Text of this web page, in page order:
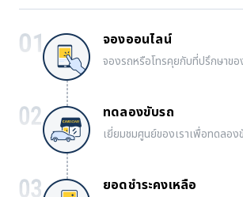
จองออนไลน์
จองรถหรือโทรคุยกับที่ปรึกษาขอ
ทดลองขับรถ
เยี่ยมชมศูนย์ของเราเพื่อทดลอง
ยอดชำระคงเหลือ